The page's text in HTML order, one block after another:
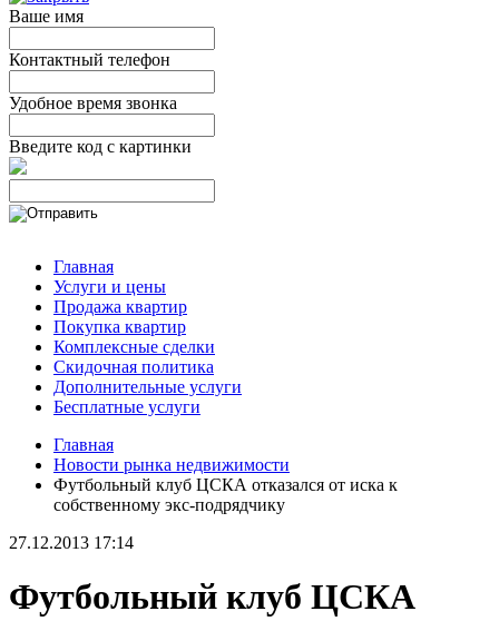
Ваше имя
Контактный телефон
Удобное время звонка
Введите код с картинки
Главная
Услуги и цены
Продажа квартир
Покупка квартир
Комплексные сделки
Скидочная политика
Дополнительные услуги
Бесплатные услуги
Главная
Новости рынка недвижимости
Футбольный клуб ЦСКА отказался от иска к
собственному экс-подрядчику
27.12.2013 17:14
Футбольный клуб ЦСКА